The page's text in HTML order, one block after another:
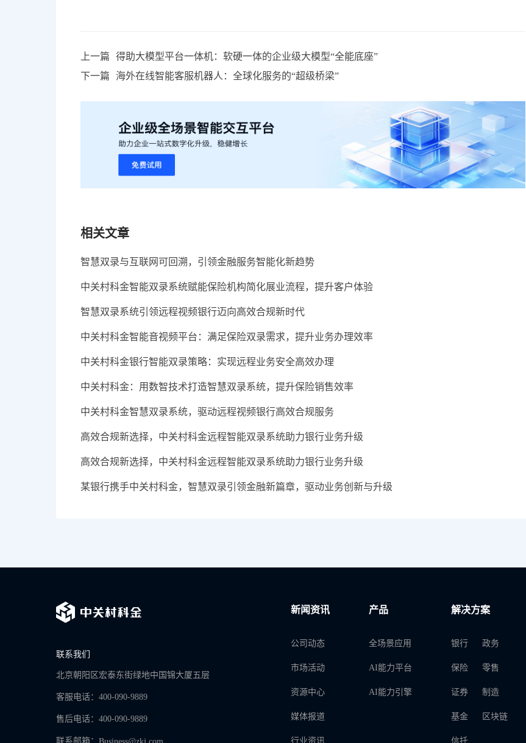
上一篇
得助大模型平台一体机：软硬一体的企业级大模型“全能底座”
下一篇
海外在线智能客服机器人：全球化服务的“超级桥梁”
相关文章
智慧双录与互联网可回溯，引领金融服务智能化新趋势
中关村科金智能双录系统赋能保险机构简化展业流程，提升客户体验
智慧双录系统引领远程视频银行迈向高效合规新时代
中关村科金智能音视频平台：满足保险双录需求，提升业务办理效率
中关村科金银行智能双录策略：实现远程业务安全高效办理
中关村科金：用数智技术打造智慧双录系统，提升保险销售效率
中关村科金智慧双录系统，驱动远程视频银行高效合规服务
高效合规新选择，中关村科金远程智能双录系统助力银行业务升级
高效合规新选择，中关村科金远程智能双录系统助力银行业务升级
某银行携手中关村科金，智慧双录引领金融新篇章，驱动业务创新与升级
联系我们
北京朝阳区宏泰东街绿地中国锦大厦五层
客服电话：400-090-9889
售后电话：400-090-9889
联系邮箱：
新闻资讯
公司动态
市场活动
资源中心
媒体报道
行业资讯
产品
全场景应用
AI能力平台
AI能力引擎
解决方案
银行
保险
证券
基金
信托
政务
零售
制造
区块链